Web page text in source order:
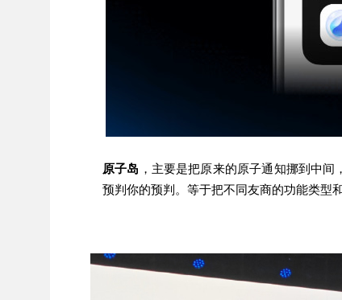
原子岛 ，主要是把原来的原子通知挪到中
预判你的预判。 等于把不同友商的功能类型